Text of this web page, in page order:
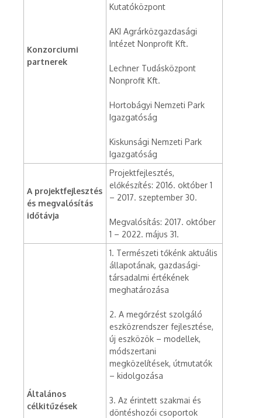
Konzorciumi
partnerek
Kutatóközpont
AKI Agrárközgazdasági
Intézet Nonprofit Kft.
Lechner Tudásközpont
Nonprofit Kft.
Hortobágyi Nemzeti Park
Igazgatóság
Kiskunsági Nemzeti Park
Igazgatóság
A projektfejlesztés
és megvalósítás
időtávja
Projektfejlesztés,
előkészítés: 2016. október 1
– 2017. szeptember 30.
Megvalósítás: 2017. október
1 – 2022. május 31.
Általános
célkitűzések
1. Természeti tőkénk aktuális
állapotának, gazdasági-
társadalmi értékének
meghatározása
2. A megőrzést szolgáló
eszközrendszer fejlesztése,
új eszközök – modellek,
módszertani
megközelítések, útmutatók
– kidolgozása
3. Az érintett szakmai és
döntéshozói csoportok